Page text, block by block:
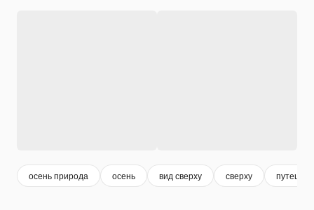
осень природа осень вид сверху сверху